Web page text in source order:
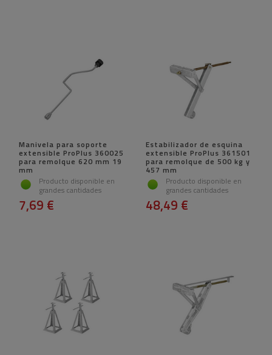
Manivela para soporte
extensible ProPlus 360025
para remolque 620 mm 19
mm
Producto disponible en
grandes cantidades
7,69 €
Estabilizador de esquina
extensible ProPlus 361501
para remolque de 500 kg y
457 mm
Producto disponible en
grandes cantidades
48,49 €